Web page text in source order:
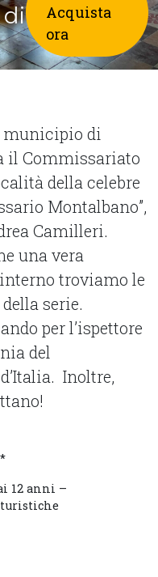
Acquista
ora
municipio di
il Commissariato
della celebre
Montalbano”,
Camilleri.
una vera
troviamo le
serie.
per l’ispettore
del
Inoltre,
12 anni –